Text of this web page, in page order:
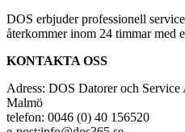
DOS erbjuder professionell
återkommer inom 24 timmar med
KONTAKTA OSS
Adress: DOS Datorer och
Malmö
telefon: 0046 (0) 40 156520